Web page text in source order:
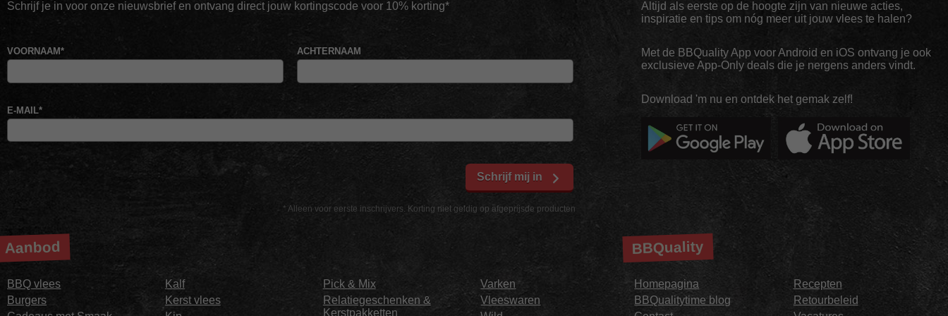
Schrijf je in voor onze nieuwsbrief en ontvang direct jouw kortingscode voor 10% korting*
* Alleen voor eerste inschrijvers. Korting niet geldig op afgeprijsde producten
VOORNAAM* ACHTERNAAM
E-MAIL*
Schrijf mij in
Altijd als eerste op de hoogte zijn van nieuwe acties,
inspiratie en tips om nóg meer uit jouw vlees te halen?
Met de BBQuality App voor Android en iOS ontvang je ook
exclusieve App-Only deals die je nergens anders vindt.
Download 'm nu en ontdek het gemak zelf!
Aanbod
BBQ vlees
Burgers
Kalf
Kerst vlees
Pick & Mix
Relatiegeschenken &
Kerstpakketten
Varken
Vleeswaren
BBQuality
Homepagina
BBQualitytime blog
Recepten
Retourbeleid